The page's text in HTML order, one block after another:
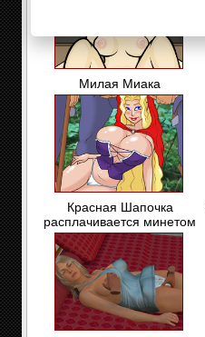
Милая Миака
Красная Шапочка
расплачивается минетом